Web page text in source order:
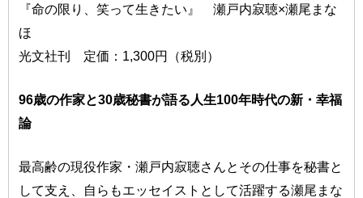
『命の限り、笑って生きたい』 瀬戸内寂聴×瀬尾まな
ほ
光文社刊 定価：1,300円（税別）
96歳の作家と30歳秘書が語る人生100年時代の新・幸福
論
最高齢の現役作家・瀬戸内寂聴さんとその仕事を秘書と
して支え、自らもエッセイストとして活躍する瀬尾まな